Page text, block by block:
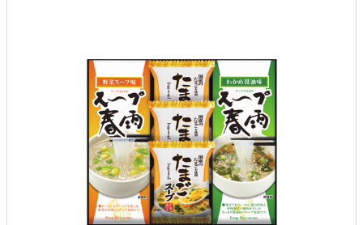
カタログギフト
ブライダルバッグ